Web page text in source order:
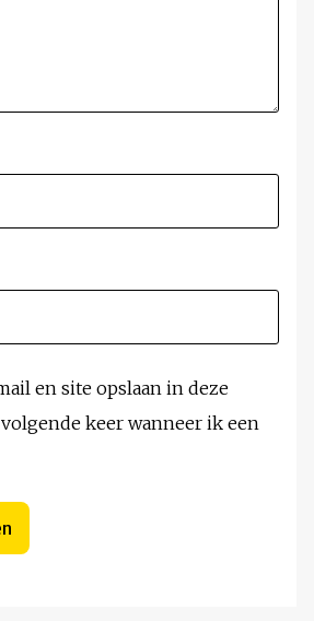
en site opslaan in deze
keer wanneer ik een